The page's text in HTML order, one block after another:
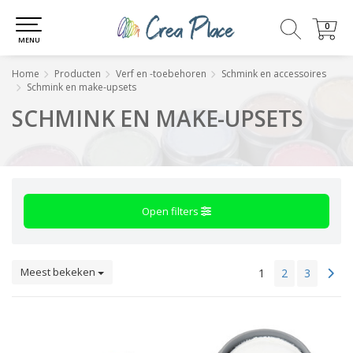
0
0
MENU
Home Producten Verf en -toebehoren
Schmink en accessoires
Schmink en make-upsets
SCHMINK EN MAKE-UPSETS
Open filters
Meest bekeken 1 2 3